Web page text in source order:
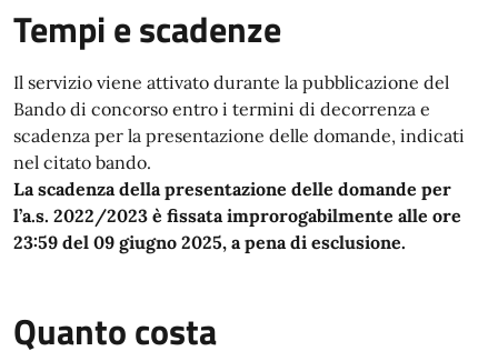
Tempi e scadenze
Il servizio viene attivato durante la pubblicazione del
Bando di concorso entro i termini di decorrenza e
scadenza per la presentazione delle domande, indicati
nel citato bando.
La scadenza della presentazione delle domande per
l’a.s. 2022/2023 è fissata improrogabilmente alle ore
23:59 del 09 giugno 2025, a pena di esclusione.
Quanto costa